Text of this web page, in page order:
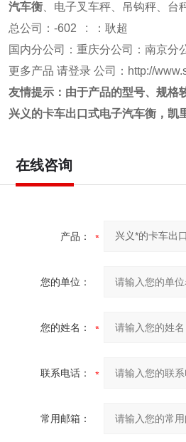
汽车衡 、电子叉车秤、吊钩秤、
总公司
：-602 : ：耿超
国内分公司：重庆分公司：南京分
更多产品 请登录 公司： http://
友情提示：由于产品的型号、规格
兴义的卡车出口式电子汽车衡，凯
在线咨询
产品：
您的单位：
您的姓名：
联系电话：
常用邮箱：